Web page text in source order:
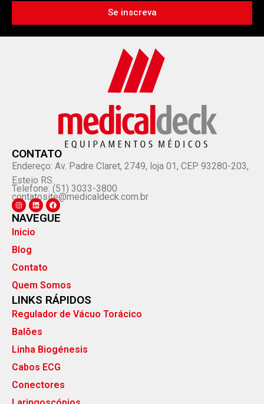
Se inscreva
CONTATO
Endereço: Av. Padre Claret, 2749, loja 01, CEP 93280-203,
Esteio RS.
Telefone: (51) 3033-3800
contatosite@medicaldeck.com.br
NAVEGUE
Inicio
Blog
Contato
Quem Somos
LINKS RÁPIDOS
Regulador de Vácuo Torácico
Balões
Linha Biogénesis
Cabos ECG
Conectores